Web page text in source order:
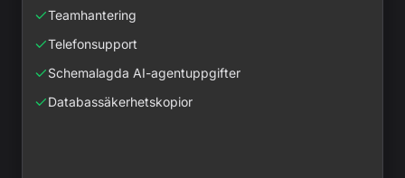
Teamhantering
Telefonsupport
Schemalagda AI-agentuppgifter
Databassäkerhetskopior